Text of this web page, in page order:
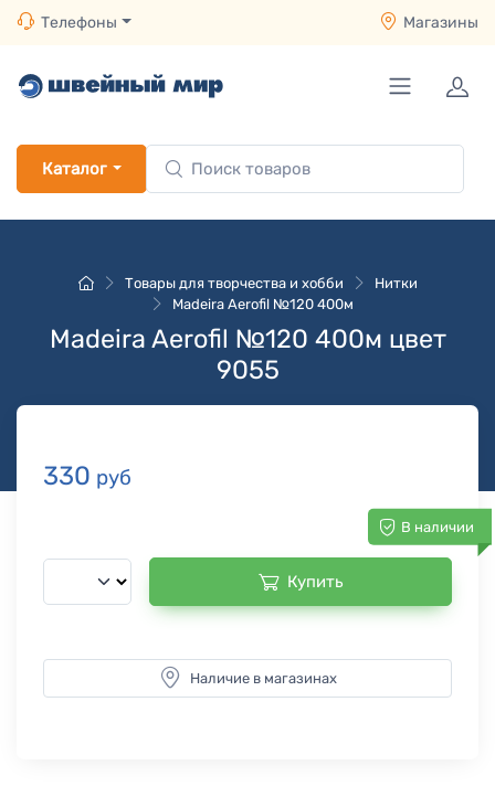
Телефоны Магазины
Каталог
Товары для творчества и хобби
Нитки
Madeira Aerofil №120 400м
Madeira Aerofil №120 400м цвет
9055
330 руб
В наличии
Купить
Наличие в магазинах